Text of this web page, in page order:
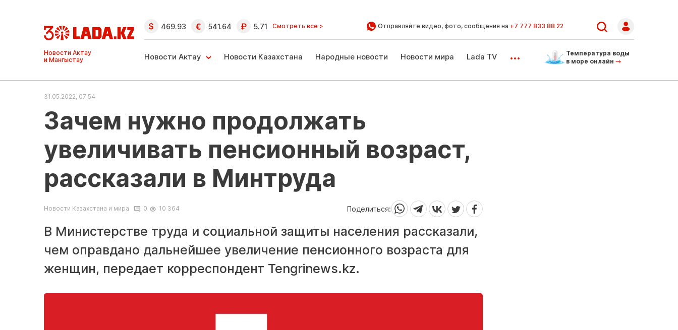
Ақтау және
Манғыстау
жаңалықтары
469.93 541.64 5.71 Смотреть все > Отправляйте видео, фото, сообщения на +7 777 833 88 22
Новости Актау Новости Казахстана Народные новости Новости мира Lada TV ...
Температура воды
в море онлайн
31.05.2022, 07:54
Зачем нужно продолжать
увеличивать пенсионный возраст,
рассказали в Минтруда
Новости Казахстана и мира 0 10 364 Поделиться:
В Министерстве труда и социальной защиты населения рассказали,
чем оправдано дальнейшее увеличение пенсионного возраста для
женщин, передает корреспондент Tengrinews.kz.